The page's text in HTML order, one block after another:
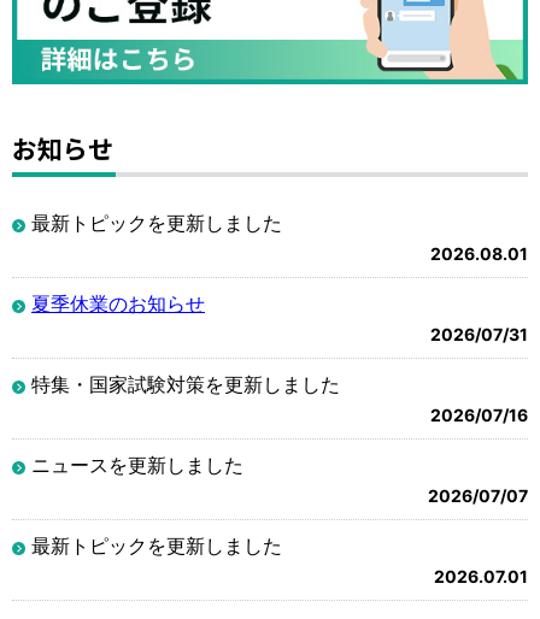
お知らせ
最新トピックを更新しました
2026.08.01
夏季休業のお知らせ
2026/07/31
特集・国家試験対策を更新しました
2026/07/16
ニュースを更新しました
2026/07/07
最新トピックを更新しました
2026.07.01